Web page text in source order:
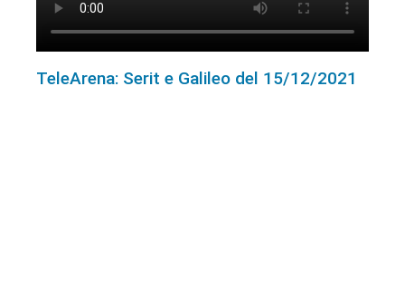
TeleArena: Serit e Galileo del 15/12/2021